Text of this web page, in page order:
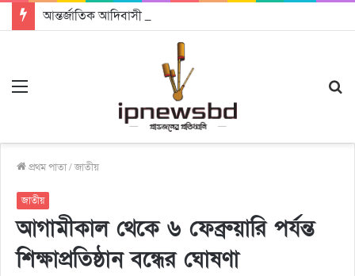
প্রথম পাতা/জাতীয়
জাতীয়
আগামীকাল থেকে ৬ ফেব্রুয়ারি পর্যন্ত
শিক্ষাপ্রতিষ্ঠান বন্ধের ঘোষণা